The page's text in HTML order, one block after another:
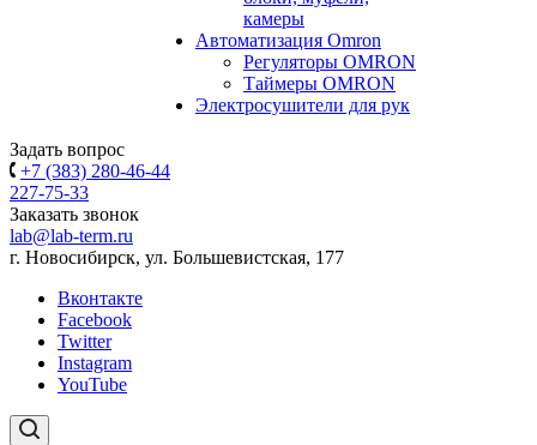
камеры
Автоматизация Omron
Регуляторы OMRON
Таймеры OMRON
Электросушители для рук
Задать вопрос
+7 (383) 280-46-44
227-75-33
Заказать звонок
lab@lab-term.ru
г. Новосибирск, ул. Большевистская, 177
Вконтакте
Facebook
Twitter
Instagram
YouTube